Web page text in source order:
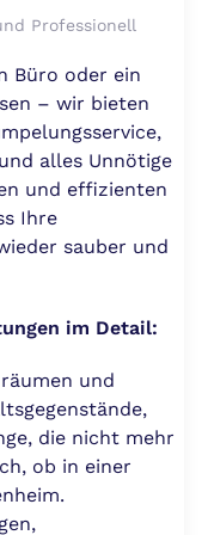
Professionell
Büro oder ein
– wir bieten
alles Unnötige
und effizienten
Ihre
sauber und
im Detail:
und
die nicht mehr
ob in einer